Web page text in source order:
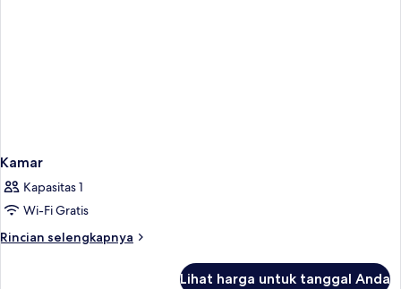
Kamar
Kapasitas 1
Wi-Fi Gratis
Rincian selengkapnya
Rincian
Lihat harga untuk tanggal Anda